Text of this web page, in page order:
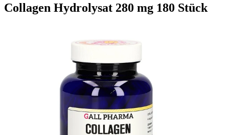
Collagen Hydrolysat 280 mg 180 Stück